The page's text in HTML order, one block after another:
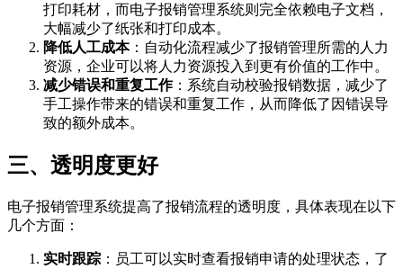
打印耗材，而电子报销管理系统则完全依赖电子文档，
大幅减少了纸张和打印成本。
降低人工成本：自动化流程减少了报销管理所需的人力
资源，企业可以将人力资源投入到更有价值的工作中。
减少错误和重复工作：系统自动校验报销数据，减少了
手工操作带来的错误和重复工作，从而降低了因错误导
致的额外成本。
三、透明度更好
电子报销管理系统提高了报销流程的透明度，具体表现在以下
几个方面：
实时跟踪 ：员工可以实时查看报销申请的处理状态，了